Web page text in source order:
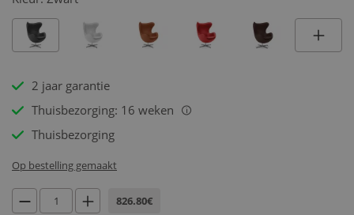
2 jaar garantie
Thuisbezorging: 16 weken
i
Thuisbezorging
Op bestelling gemaakt
826.80€